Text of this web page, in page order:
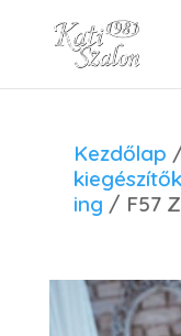
Kezdőlap
kiegészítők
ing / F57